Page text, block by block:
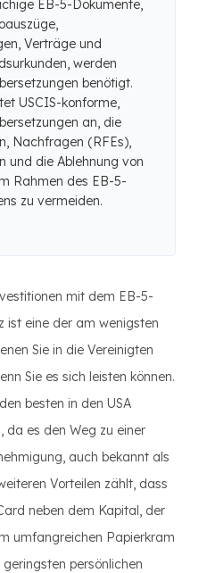
EB-5-Dokumente,
Verträge und
werden
benötigt.
USCIS-konforme,
an, die
Nachfragen (RFEs),
und die Ablehnung von
Rahmen des EB-5-
zu vermeiden.
mit dem EB-5-
ist eine der am wenigsten
Sie in die Vereinigten
Sie es sich leisten können.
besten in den USA
es den Weg zu einer
auch bekannt als
Vorteilen zählt, dass
neben dem Kapital, der
umfangreichen Papierkram
persönlichen